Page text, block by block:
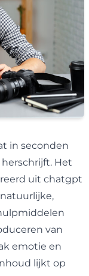
in seconden
Het
uit chatgpt
van
emotie en
lijkt op